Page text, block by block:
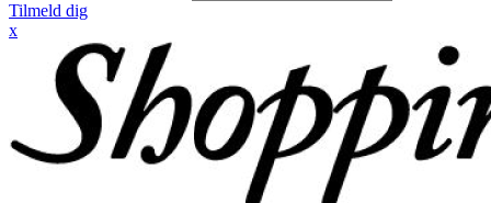
Tilmeld dig
x